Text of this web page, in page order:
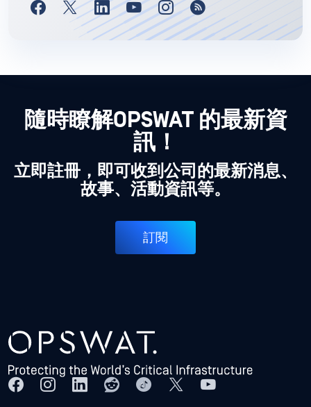
隨時瞭解OPSWAT 的最新資
訊！
立即註冊，即可收到公司的最新消息、
故事、活動資訊等。
訂閱